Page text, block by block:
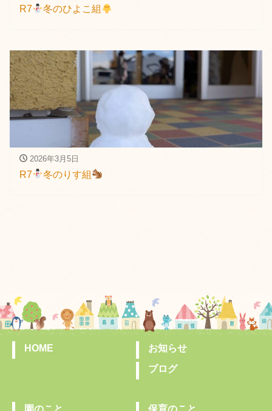
R7 冬のひよこ組
2026年3月5日
R7 冬のりす組
HOME
お知らせ
ブログ
園のこと 保育のこと